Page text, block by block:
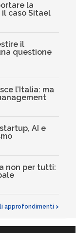
la
il caso Sitael
il
questione
l’Italia: ma
AI e
non per tutti:
approfondimenti >